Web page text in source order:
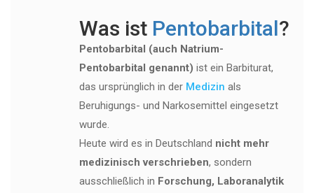
Was ist Pentobarbital?
Pentobarbital (auch Natrium-
Pentobarbital genannt) ist ein Barbiturat,
das ursprünglich in der Medizin als
Beruhigungs- und Narkosemittel eingesetzt
wurde.
Heute wird es in Deutschland nicht mehr
medizinisch verschrieben, sondern
ausschließlich in Forschung, Laboranalytik